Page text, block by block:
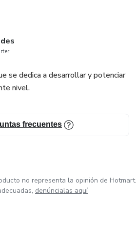
se dedica a desarrollar y potenciar
nivel.
frecuentes
no representa la opinión de Hotmart.
denúncialas aquí